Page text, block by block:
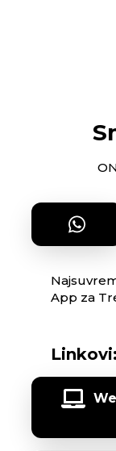
App za
Linkovi: